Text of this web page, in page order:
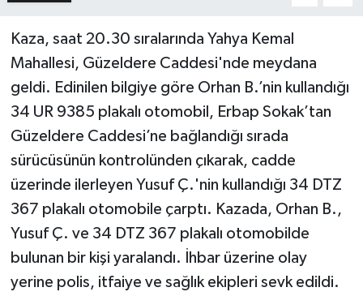
Kaza, saat 20.30 sıralarında Yahya Kemal
Mahallesi, Güzeldere Caddesi'nde meydana
geldi. Edinilen bilgiye göre Orhan B.’nin kullandığı
34 UR 9385 plakalı otomobil, Erbap Sokak’tan
Güzeldere Caddesi’ne bağlandığı sırada
sürücüsünün kontrolünden çıkarak, cadde
üzerinde ilerleyen Yusuf Ç.'nin kullandığı 34 DTZ
367 plakalı otomobile çarptı. Kazada, Orhan B.,
Yusuf Ç. ve 34 DTZ 367 plakalı otomobilde
bulunan bir kişi yaralandı. İhbar üzerine olay
yerine polis, itfaiye ve sağlık ekipleri sevk edildi.